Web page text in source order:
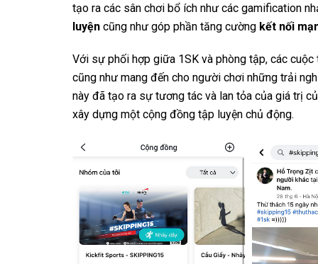
tạo ra các sân chơi bổ ích như các gamification
luyện cũng như góp phần tăng cường kết nối
Với sự phối hợp giữa 1SK và phòng tập, các
cũng như mang đến cho người chơi những trải
này đã tạo ra sự tương tác và lan tỏa của giá trị
xây dựng một cộng đồng tập luyện chủ động.